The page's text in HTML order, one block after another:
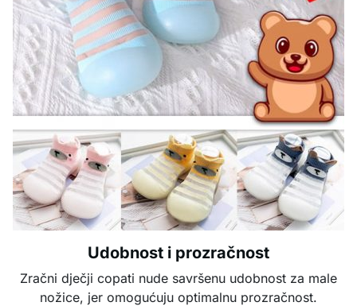
Udobnost i prozračnost
Zračni dječji copati nude savršenu udobnost za male
nožice, jer omogućuju optimalnu prozračnost.